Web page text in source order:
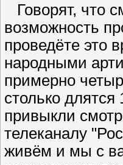
Говорят, что
возможность
проведёте это
народными
примерно
столько
привыкли
телеканалу
живём и мы с